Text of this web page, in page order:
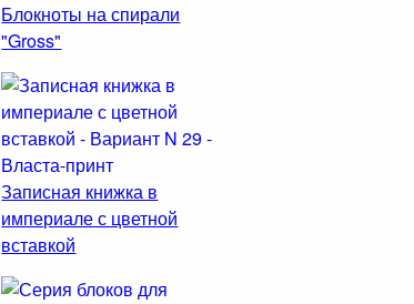
Блокноты на спирали
"Gross"
Записная книжка в
империале с цветной
вставкой